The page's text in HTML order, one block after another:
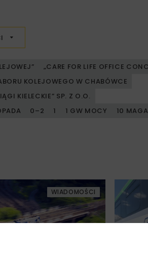
„CARE FOR LIFE OFFICE
KOLEJOWEGO W CHABÓWCE
KIELECKIE” SP. Z O.O.
0–2 1 1 GW MOCY 10
WIADOMOŚCI